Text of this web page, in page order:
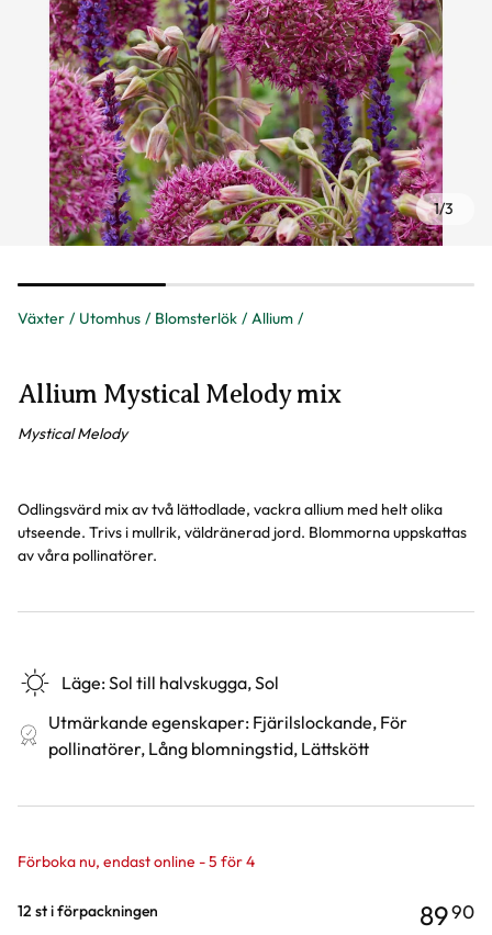
Växter Utomhus Blomsterlök Allium
1/3
Allium Mystical Melody mix
Mystical Melody
Odlingsvärd mix av två lättodlade, vackra allium med helt olika
utseende. Trivs i mullrik, väldränerad jord. Blommorna uppskattas
av våra pollinatörer.
Läge:Sol till halvskugga, Sol
Utmärkande egenskaper: Fjärilslockande, För
pollinatörer, Lång blomningstid, Lättskött
Förboka nu, endast online - 5 för 4
Varianter
12 st i förpackningen 8990